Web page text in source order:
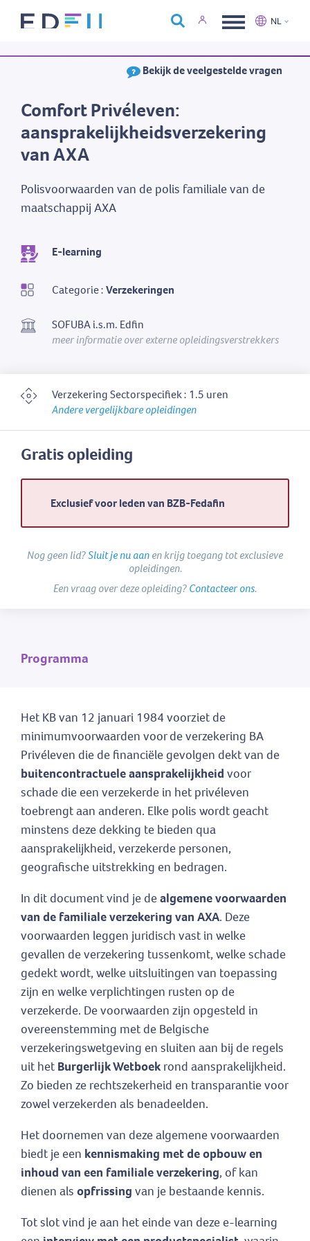
Over Edfin
Kalender
NL
Français
Bekijk de veelgestelde vragen
E-learning
Categorie :Verzekeringen
SOFUBA i.s.m. Edfin
meer informatie over externe opleidingsverstrekkers
Comfort Privéleven:
aansprakelijkheidsverzekering
van AXA
Polisvoorwaarden van de polis familiale van de
maatschappij AXA
Verzekering Sectorspecifiek : 1.5 uren
Andere vergelijkbare opleidingen
Gratis opleiding
Exclusief voor leden van BZB-Fedafin
Nog geen lid?Sluit je nu aanen krijg toegang tot exclusieve
opleidingen.
Een vraag over deze opleiding?Contacteer ons.
Programma
Het KB van 12 januari 1984 voorziet de
minimumvoorwaarden voor de verzekering BA
Privéleven die de financiële gevolgen dekt van de
buitencontractuele aansprakelijkheid voor
schade die een verzekerde in het privéleven
toebrengt aan anderen. Elke polis wordt geacht
minstens deze dekking te bieden qua
aansprakelijkheid, verzekerde personen,
geografische uitstrekking en bedragen.
In dit document vind je dealgemene voorwaarden
van de familiale verzekering van AXA. Deze
voorwaarden leggen juridisch vast in welke
gevallen de verzekering tussenkomt, welke schade
gedekt wordt, welke uitsluitingen van toepassing
zijn en welke verplichtingen rusten op de
verzekerde. De voorwaarden zijn opgesteld in
overeenstemming met de Belgische
verzekeringswetgeving en sluiten aan bij de regels
uit het Burgerlijk Wetboek rond aansprakelijkheid.
Zo bieden ze rechtszekerheid en transparantie voor
zowel verzekerden als benadeelden.
Het doornemen van deze algemene voorwaarden
biedt je een kennismaking met de opbouw en
inhoud van een familiale verzekering, of kan
dienen als opfrissing van je bestaande kennis.
Tot slot vind je aan het einde van deze e-learning